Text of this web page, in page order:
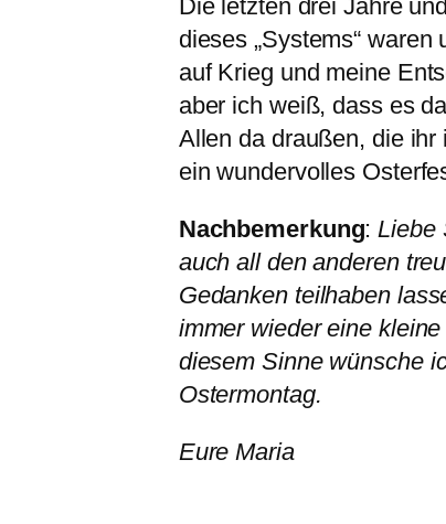
Die letzten drei Jahre
dieses „Systems“
auf Krieg und meine
aber ich weiß, dass es
Allen da draußen, die ihr
ein wundervolles
Nachbemerkung:Liebe
auch all den anderen
Gedanken teilhaben
immer wieder eine
diesem Sinne wünsche
Ostermontag.
Eure Maria